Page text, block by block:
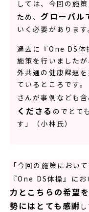
しては、今回の施
ため、グローバル
いく必要があります
過去に『One DS体
施策を行いました
外共通の健康課題
ているところです
さんが事例なども含
くださる のでとて
す」（小林氏）
「今回の施策におい
『One DS体操』にお
力とこちらの希望
勢にはとても感謝